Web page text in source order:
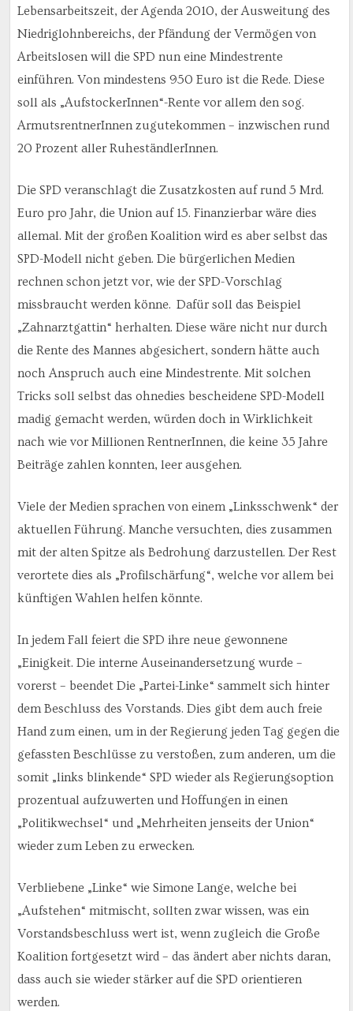
Lebensarbeitszeit, der Agenda 2010, der Ausweitung des
Niedriglohnbereichs, der Pfändung der Vermögen von
Arbeitslosen will die SPD nun eine Mindestrente
einführen. Von mindestens 950 Euro ist die Rede. Diese
soll als „AufstockerInnen“-Rente vor allem den sog.
ArmutsrentnerInnen zugutekommen – inzwischen rund
20 Prozent aller RuheständlerInnen.
Die SPD veranschlagt die Zusatzkosten auf rund 5 Mrd.
Euro pro Jahr, die Union auf 15. Finanzierbar wäre dies
allemal. Mit der großen Koalition wird es aber selbst das
SPD-Modell nicht geben. Die bürgerlichen Medien
rechnen schon jetzt vor, wie der SPD-Vorschlag
missbraucht werden könne. Dafür soll das Beispiel
„Zahnarztgattin“ herhalten. Diese wäre nicht nur durch
die Rente des Mannes abgesichert, sondern hätte auch
noch Anspruch auch eine Mindestrente. Mit solchen
Tricks soll selbst das ohnedies bescheidene SPD-Modell
madig gemacht werden, würden doch in Wirklichkeit
nach wie vor Millionen RentnerInnen, die keine 35 Jahre
Beiträge zahlen konnten, leer ausgehen.
Viele der Medien sprachen von einem „Linksschwenk“ der
aktuellen Führung. Manche versuchten, dies zusammen
mit der alten Spitze als Bedrohung darzustellen. Der Rest
verortete dies als „Profilschärfung“, welche vor allem bei
künftigen Wahlen helfen könnte.
In jedem Fall feiert die SPD ihre neue gewonnene
„Einigkeit. Die interne Auseinandersetzung wurde –
vorerst – beendet Die „Partei-Linke“ sammelt sich hinter
dem Beschluss des Vorstands. Dies gibt dem auch freie
Hand zum einen, um in der Regierung jeden Tag gegen die
gefassten Beschlüsse zu verstoßen, zum anderen, um die
somit „links blinkende“ SPD wieder als Regierungsoption
prozentual aufzuwerten und Hoffungen in einen
„Politikwechsel“ und „Mehrheiten jenseits der Union“
wieder zum Leben zu erwecken.
Verbliebene „Linke“ wie Simone Lange, welche bei
„Aufstehen“ mitmischt, sollten zwar wissen, was ein
Vorstandsbeschluss wert ist, wenn zugleich die Große
Koalition fortgesetzt wird – das ändert aber nichts daran,
dass auch sie wieder stärker auf die SPD orientieren
werden.